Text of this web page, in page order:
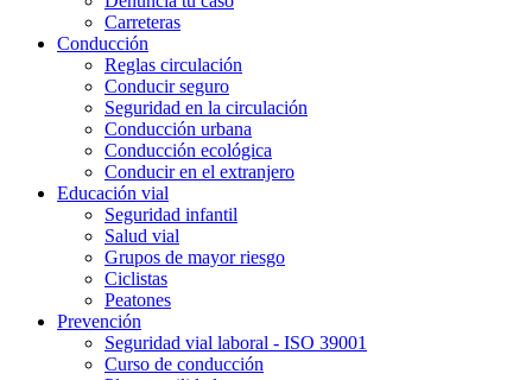
Carreteras
Conducción
Reglas circulación
Conducir seguro
Seguridad en la circulación
Conducción urbana
Conducción ecológica
Conducir en el extranjero
Educación vial
Seguridad infantil
Salud vial
Grupos de mayor riesgo
Ciclistas
Peatones
Prevención
Seguridad vial laboral - ISO 39001
Curso de conducción